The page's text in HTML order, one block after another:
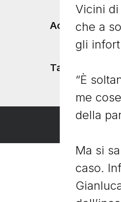
Vicini di
che a
gli
“È
me
della
Ma si
caso.
Accadde Oggi
Tacchetti TV